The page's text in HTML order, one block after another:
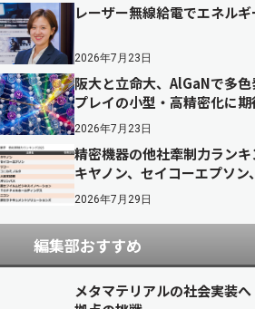
レーザー無線給電でエネル
2026年7月23日
阪大と立命大、AlGaNで多
プレイの小型・高精密化に期
2026年7月23日
精密機器の他社牽制力ラン
キヤノン、セイコーエプソン
2026年7月29日
編集部おすすめ
メタマテリアルの社会実装